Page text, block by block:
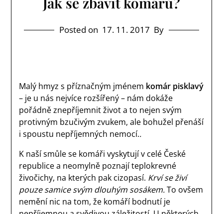
Posted on 17. 11. 2017 By
Malý hmyz s příznačným jménem komár pisklavý
– je u nás nejvíce rozšířený – nám dokáže
pořádně znepříjemnit život a to nejen svým
protivným bzučivým zvukem, ale bohužel přenáší
i spoustu nepříjemných nemocí..
K naší smůle se komáři vyskytují v celé České
republice a neomylně poznají teplokrevné
živočichy, na kterých pak cizopasí. Krví se živí
pouze samice svým dlouhým sosákem.To ovšem
nemění nic na tom, že komáří bodnutí je